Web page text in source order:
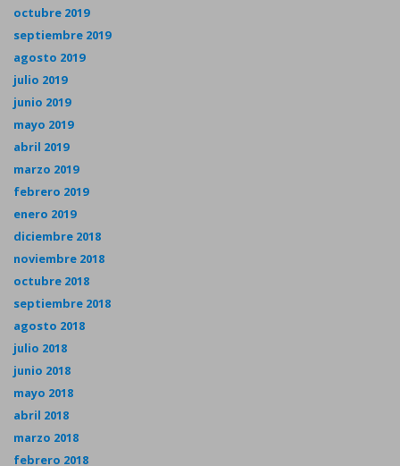
octubre 2019
septiembre 2019
agosto 2019
julio 2019
junio 2019
mayo 2019
abril 2019
marzo 2019
febrero 2019
enero 2019
diciembre 2018
noviembre 2018
octubre 2018
septiembre 2018
agosto 2018
julio 2018
junio 2018
mayo 2018
abril 2018
marzo 2018
febrero 2018